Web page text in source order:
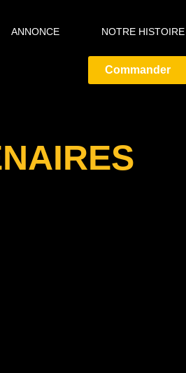
ANNONCE NOTRE HISTOIRE
Commander